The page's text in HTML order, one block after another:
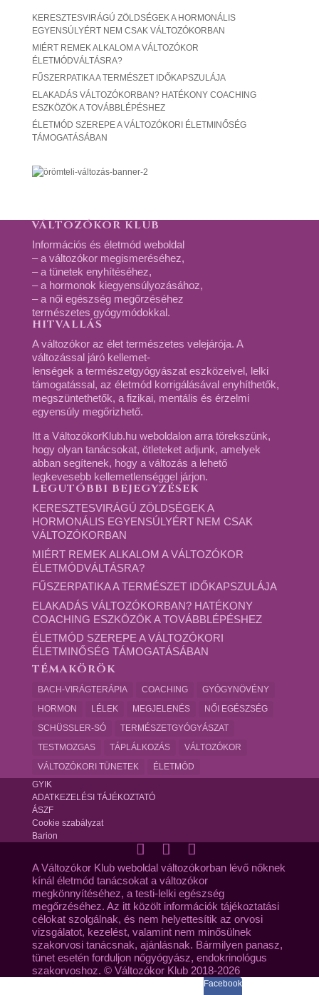
KERESZTESVIRÁGÚ ZÖLDSÉGEK A HORMONÁLIS
EGYENSÚLYÉRT NEM CSAK VÁLTOZÓKORBAN
MIÉRT REMEK ALKALOM A VÁLTOZÓKOR
ÉLETMÓDVÁLTÁSRA?
FŰSZERPATIKA A TERMÉSZET IDŐKAPSZULÁJA
ELAKADÁS VÁLTOZÓKORBAN? HATÉKONY COACHING
ESZKÖZÖK A TOVÁBBLÉPÉSHEZ
ÉLETMÓD SZEREPE A VÁLTOZÓKORI ÉLETMINŐSÉG
TÁMOGATÁSÁBAN
VÁLTOZÓKOR KLUB
Információs és életmód weboldal
– a változókor megismeréséhez,
– a tünetek enyhítéséhez,
– a hormonok kiegyensúlyozásához,
– a női egészség megőrzéséhez
természetes gyógymódokkal.
HITVALLÁS
A változókor az élet természetes velejárója. A
változással járó kellemet-
lenségek a természetgyógyászat eszközeivel, lelki
támogatással, az életmód korrigálásával enyhíthetők,
megszüntethetők, a fizikai, mentális és érzelmi
egyensúly megőrizhető.
Itt a VáltozókorKlub.hu weboldalon arra törekszünk,
hogy olyan tanácsokat, ötleteket adjunk, amelyek
abban segítenek, hogy a változás a lehető
legkevesebb kellemetlenséggel járjon.
LEGUTÓBBI BEJEGYZÉSEK
KERESZTESVIRÁGÚ ZÖLDSÉGEK A
HORMONÁLIS EGYENSÚLYÉRT NEM CSAK
VÁLTOZÓKORBAN
MIÉRT REMEK ALKALOM A VÁLTOZÓKOR
ÉLETMÓDVÁLTÁSRA?
FŰSZERPATIKA A TERMÉSZET IDŐKAPSZULÁJA
ELAKADÁS VÁLTOZÓKORBAN? HATÉKONY
COACHING ESZKÖZÖK A TOVÁBBLÉPÉSHEZ
ÉLETMÓD SZEREPE A VÁLTOZÓKORI
ÉLETMINŐSÉG TÁMOGATÁSÁBAN
TÉMAKÖRÖK
BACH-VIRÁGTERÁPIA COACHING
GYÓGYNÖVÉNY
HORMON
LÉLEK MEGJELENÉS
NŐI EGÉSZSÉG
SCHÜSSLER-SÓ
TERMÉSZETGYÓGYÁSZAT
TESTMOZGAS
TÁPLÁLKOZÁS
VÁLTOZÓKOR
VÁLTOZÓKORI TÜNETEK
ÉLETMÓD
GYIK
ADATKEZELÉSI TÁJÉKOZTATÓ
ÁSZF
Cookie szabályzat
Barion
A Változókor Klub weboldal változókorban lévő nőknek
kínál életmód tanácsokat a változókor
megkönnyítéséhez, a testi-lelki egészség
megőrzéséhez. Az itt közölt információk tájékoztatási
célokat szolgálnak, és nem helyettesítik az orvosi
vizsgálatot, kezelést, valamint nem minősülnek
szakorvosi tanácsnak, ajánlásnak. Bármilyen panasz,
tünet esetén forduljon nőgyógyász, endokrinológus
szakorvoshoz. © Változókor Klub 2018-2026
Facebook